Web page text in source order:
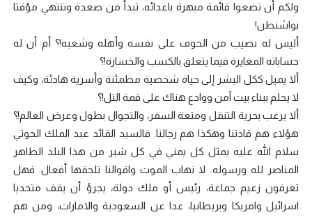
ولكم أن تضعوا قائمة مبهرة باعدائه، تبدأ من صعدة وتنتهي مؤقتا
بواشنطن!
أليس له نصيب من الخوف على نفسه وأهله وشعبه!؟ أم أن له
حساباته المغايرة فيما يتعلق بالكسب والخسارة!؟
ألا يميل ككل البشر إلى حياة شخصية مطمئنة وأسرية هادئة، وكيف
لا يحلم ببناء بيت آمن ووادع هناك على قمة التل!؟
ألا يرغب بحرية التنقل ومتعة السفر، والتجوال بطول وعرض العالم!؟
هؤلاء هم قادتنا وهكذا هم رجالنا. فالسيد القائد عبد الملك الحوثي
سلام الله عليه يمثل كل يمني في كل شبر من هذا البلد الطاهر
المناصر لله ورسوله. لا نهاب الموت واقوالنا تلحقها أفعال. فهل
تعرفون زعيم جماعة، رئيس أو ملك دولة، يجرؤ أن يقف متحديا
اسرائيل وامريكا وبريطانيا، عدا عن السعودية والامارات، ومن هم